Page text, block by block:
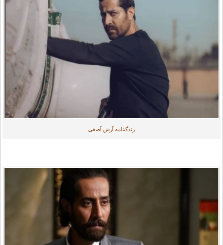
زندگینامه آرش آصفی